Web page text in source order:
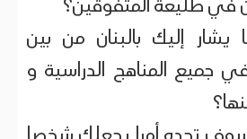
طليعة المتفوقين؟
إليك بالبنان من بين
جميع المناهج الدراسية و